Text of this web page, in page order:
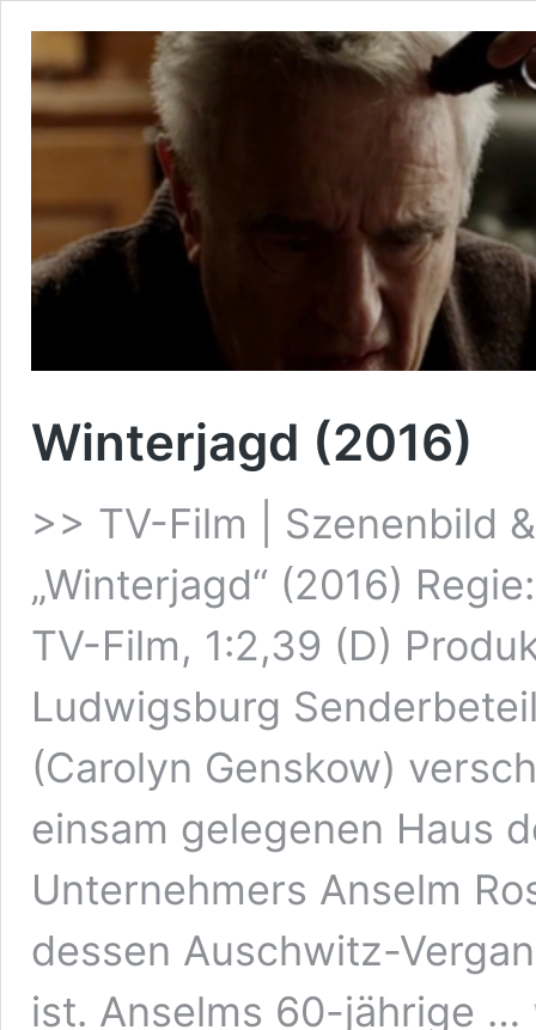
Winterjagd (2016)
>> TV-Film | Szenenbild
„Winterjagd“ (2016)
TV-Film, 1:2,39 (D)
Ludwigsburg
(Carolyn Genskow)
einsam gelegenen Haus
Unternehmers Anselm
dessen Auschwitz-
ist. Anselms 60-jährige …